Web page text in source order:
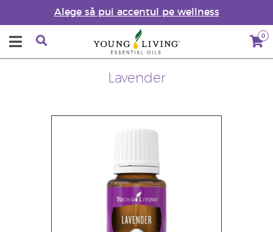
Alege să pui accentul pe wellness
0
Lavender